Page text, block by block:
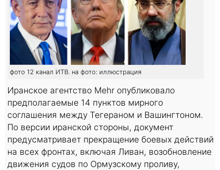
фото 12 канал ИТВ. на фото: иллюстрация
Иранское агентство Mehr опубликовало
предполагаемые 14 пунктов мирного
соглашения между Тегераном и Вашингтоном.
По версии иранской стороны, документ
предусматривает прекращение боевых действий
на всех фронтах, включая Ливан, возобновление
движения судов по Ормузскому проливу,